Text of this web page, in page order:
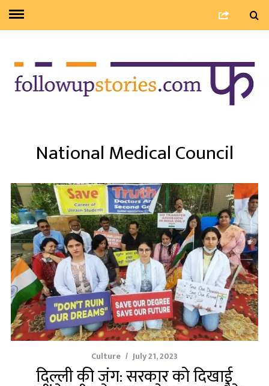
National Medical Council
Culture July 21, 2023
दिल्ली की जंग: सरकार को दिखाई